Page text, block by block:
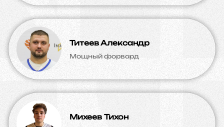
Титеев Александр
Мощный форвард
Михеев Тихон